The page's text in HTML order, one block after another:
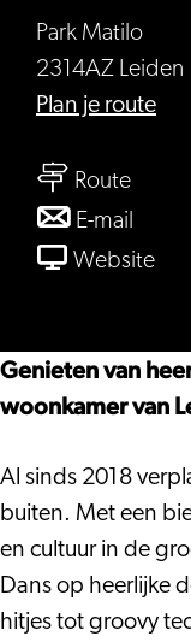
Park Matilo
2314AZ Leiden
Plan je routenaar
Routenaar
Festival
de
E-mail
Festival
Websitevan
Genieten van
woonkamer van
Al sinds 2018
buiten. Met een
en cultuur in de
Dans op heerlijke
hitjes tot groovy